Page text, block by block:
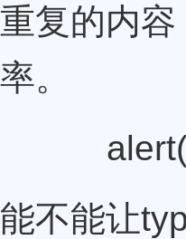
重复的内
率。
能不能让